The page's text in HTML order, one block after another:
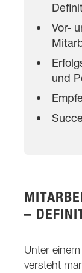
Vor-
und
–
Unter
versteht